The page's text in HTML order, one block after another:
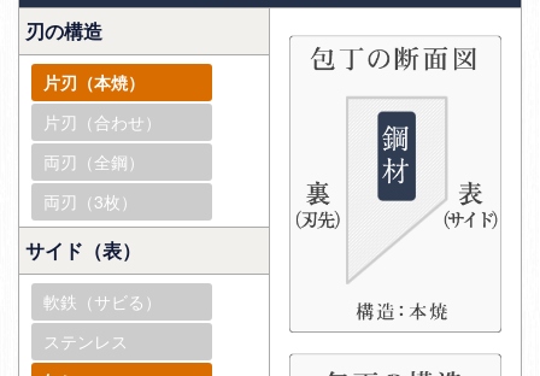
刃の構造
片刃（本焼）
片刃（合わせ）
両刃（全鋼）
両刃（3枚）
サイド（表）
軟鉄（サビる）
ステンレス